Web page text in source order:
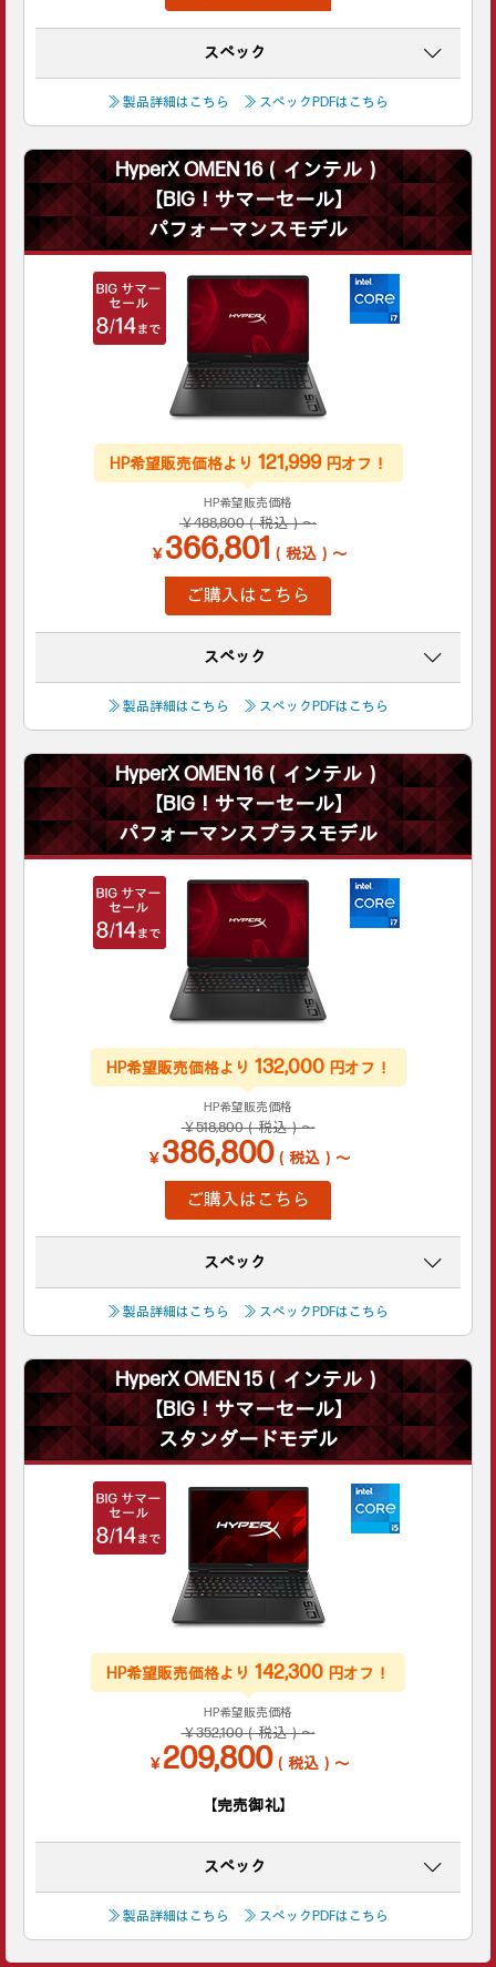
スペック
≫ 製品詳細はこちら ≫ スペックPDFはこちら
HyperX OMEN 16（インテル）
【BIG！サマーセール】
パフォーマンスモデル
HP希望販売価格より 121,999 円オフ！
HP希望販売価格
￥488,800（税込）～
￥366,801 （税込）～
ご購入はこちら
スペック
≫ 製品詳細はこちら ≫ スペックPDFはこちら
HyperX OMEN 16（インテル）
【BIG！サマーセール】
パフォーマンスプラスモデル
HP希望販売価格より 132,000 円オフ！
HP希望販売価格
￥518,800（税込）～
￥386,800（税込）～
ご購入はこちら
スペック
≫ 製品詳細はこちら ≫ スペックPDFはこちら
HyperX OMEN 15（インテル）
【BIG！サマーセール】
スタンダードモデル
HP希望販売価格より 142,300 円オフ！
HP希望販売価格
￥352,100（税込）～
￥209,800（税込）～
【完売御礼】
スペック
≫ 製品詳細はこちら ≫ スペックPDFはこちら